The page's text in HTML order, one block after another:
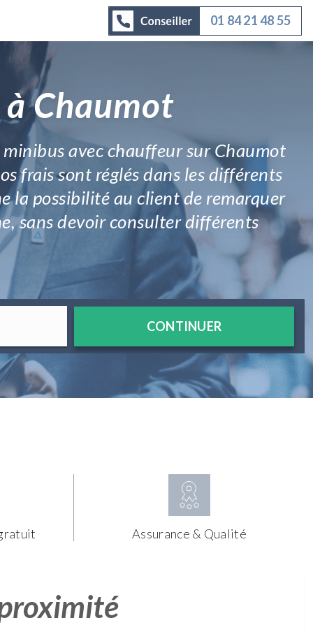
01 84 21 48 55
Chaumot
avec chauffeur sur Chaumot
frais sont réglés dans les différents
la possibilité au client de remarquer
sans devoir consulter différents
CONTINUER
Assurance & Qualité